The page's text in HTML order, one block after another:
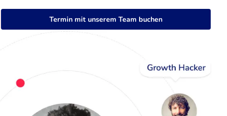
Termin mit unserem Team buchen